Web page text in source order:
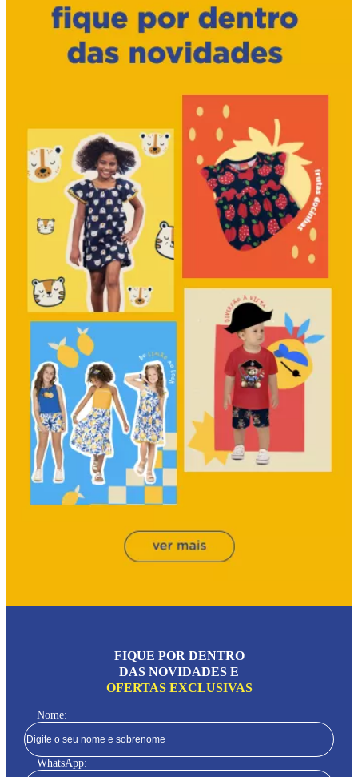
FIQUE POR DENTRO
DAS NOVIDADES E
OFERTAS EXCLUSIVAS
Nome:
WhatsApp: